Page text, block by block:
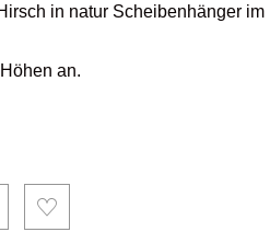
in natur Scheibenhänger im
an.